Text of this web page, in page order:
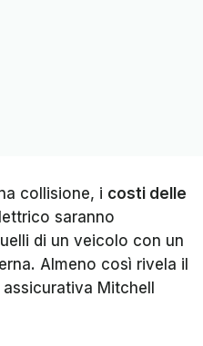
collisione, i costi delle
saranno
di un veicolo con un
Almeno così rivela il
Mitchell